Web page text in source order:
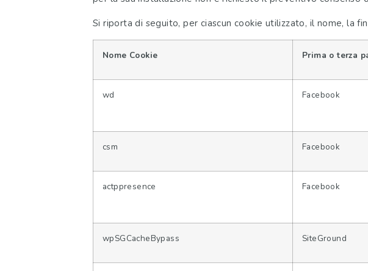
Si riporta di seguito, per ciascun cookie utilizzato, il nome, la
Nome Cookie Prima o terza
wd Facebook
csm Facebook
actppresence Facebook
wpSGCacheBypass SiteGround